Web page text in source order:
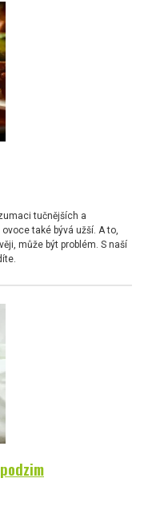
tučnějších a
také bývá užší. A to,
může být problém. S naší